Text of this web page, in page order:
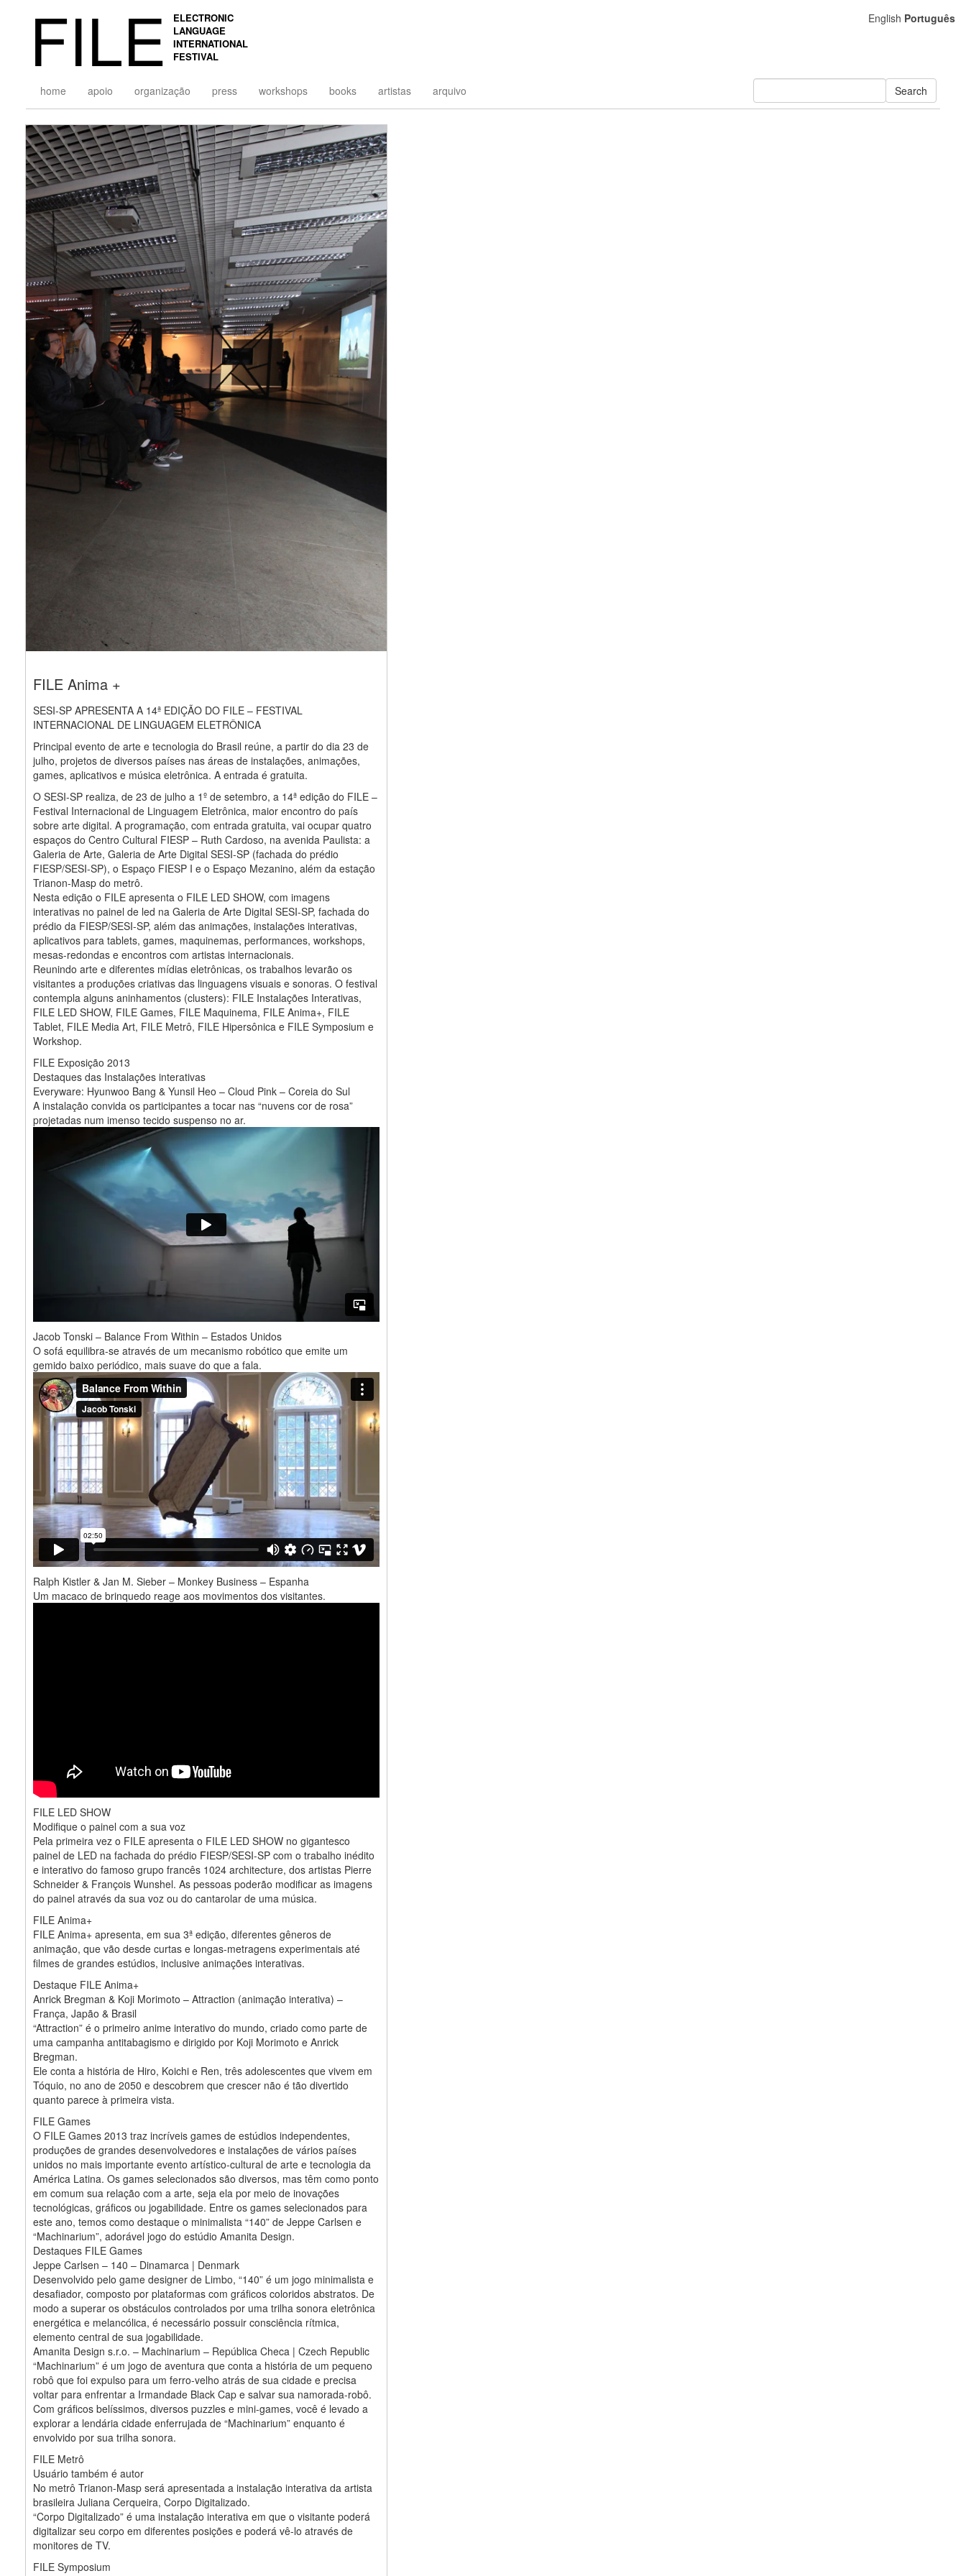
FILE
ELECTRONIC
LANGUAGE
INTERNATIONAL
FESTIVAL
home apoio organização press workshops books artistas arquivo Search
FILE Anima +
SESI-SP APRESENTA A 14ª EDIÇÃO DO FILE – FESTIVAL
INTERNACIONAL DE LINGUAGEM ELETRÔNICA
Principal evento de arte e tecnologia do Brasil reúne, a partir do dia 23 de
julho, projetos de diversos países nas áreas de instalações, animações,
games, aplicativos e música eletrônica. A entrada é gratuita.
O SESI-SP realiza, de 23 de julho a 1º de setembro, a 14ª edição do FILE –
Festival Internacional de Linguagem Eletrônica, maior encontro do país
sobre arte digital. A programação, com entrada gratuita, vai ocupar quatro
espaços do Centro Cultural FIESP – Ruth Cardoso, na avenida Paulista: a
Galeria de Arte, Galeria de Arte Digital SESI-SP (fachada do prédio
FIESP/SESI-SP), o Espaço FIESP I e o Espaço Mezanino, além da estação
Trianon-Masp do metrô.
Nesta edição o FILE apresenta o FILE LED SHOW, com imagens
interativas no painel de led na Galeria de Arte Digital SESI-SP, fachada do
prédio da FIESP/SESI-SP, além das animações, instalações interativas,
aplicativos para tablets, games, maquinemas, performances, workshops,
mesas-redondas e encontros com artistas internacionais.
Reunindo arte e diferentes mídias eletrônicas, os trabalhos levarão os
visitantes a produções criativas das linguagens visuais e sonoras. O festival
contempla alguns aninhamentos (clusters): FILE Instalações Interativas,
FILE LED SHOW, FILE Games, FILE Maquinema, FILE Anima+, FILE
Tablet, FILE Media Art, FILE Metrô, FILE Hipersônica e FILE Symposium e
Workshop.
FILE Exposição 2013
Destaques das Instalações interativas
Everyware: Hyunwoo Bang & Yunsil Heo – Cloud Pink – Coreia do Sul
A instalação convida os participantes a tocar nas “nuvens cor de rosa”
projetadas num imenso tecido suspenso no ar.
Jacob Tonski – Balance From Within – Estados Unidos
O sofá equilibra-se através de um mecanismo robótico que emite um
gemido baixo periódico, mais suave do que a fala.
Ralph Kistler & Jan M. Sieber – Monkey Business – Espanha
Um macaco de brinquedo reage aos movimentos dos visitantes.
FILE LED SHOW
Modifique o painel com a sua voz
Pela primeira vez o FILE apresenta o FILE LED SHOW no gigantesco
painel de LED na fachada do prédio FIESP/SESI-SP com o trabalho inédito
e interativo do famoso grupo francês 1024 architecture, dos artistas Pierre
Schneider & François Wunshel. As pessoas poderão modificar as imagens
do painel através da sua voz ou do cantarolar de uma música.
FILE Anima+
FILE Anima+ apresenta, em sua 3ª edição, diferentes gêneros de
animação, que vão desde curtas e longas-metragens experimentais até
filmes de grandes estúdios, inclusive animações interativas.
Destaque FILE Anima+
Anrick Bregman & Koji Morimoto – Attraction (animação interativa) –
França, Japão & Brasil
“Attraction” é o primeiro anime interativo do mundo, criado como parte de
uma campanha antitabagismo e dirigido por Koji Morimoto e Anrick
Bregman.
Ele conta a história de Hiro, Koichi e Ren, três adolescentes que vivem em
Tóquio, no ano de 2050 e descobrem que crescer não é tão divertido
quanto parece à primeira vista.
FILE Games
O FILE Games 2013 traz incríveis games de estúdios independentes,
produções de grandes desenvolvedores e instalações de vários países
unidos no mais importante evento artístico-cultural de arte e tecnologia da
América Latina. Os games selecionados são diversos, mas têm como ponto
em comum sua relação com a arte, seja ela por meio de inovações
tecnológicas, gráficos ou jogabilidade. Entre os games selecionados para
este ano, temos como destaque o minimalista “140” de Jeppe Carlsen e
“Machinarium”, adorável jogo do estúdio Amanita Design.
Destaques FILE Games
Jeppe Carlsen – 140 – Dinamarca | Denmark
Desenvolvido pelo game designer de Limbo, “140” é um jogo minimalista e
desafiador, composto por plataformas com gráficos coloridos abstratos. De
modo a superar os obstáculos controlados por uma trilha sonora eletrônica
energética e melancólica, é necessário possuir consciência rítmica,
elemento central de sua jogabilidade.
Amanita Design s.r.o. – Machinarium – República Checa | Czech Republic
“Machinarium” é um jogo de aventura que conta a história de um pequeno
robô que foi expulso para um ferro-velho atrás de sua cidade e precisa
voltar para enfrentar a Irmandade Black Cap e salvar sua namorada-robô.
Com gráficos belíssimos, diversos puzzles e mini-games, você é levado a
explorar a lendária cidade enferrujada de “Machinarium” enquanto é
envolvido por sua trilha sonora.
FILE Metrô
Usuário também é autor
No metrô Trianon-Masp será apresentada a instalação interativa da artista
brasileira Juliana Cerqueira, Corpo Digitalizado.
“Corpo Digitalizado” é uma instalação interativa em que o visitante poderá
digitalizar seu corpo em diferentes posições e poderá vê-lo através de
monitores de TV.
FILE Symposium
English Português